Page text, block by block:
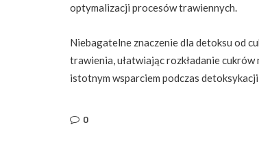
optymalizacji procesów trawiennych.
Niebagatelne znaczenie dla detoksu od
trawienia, ułatwiając rozkładanie
istotnym wsparciem podczas
0